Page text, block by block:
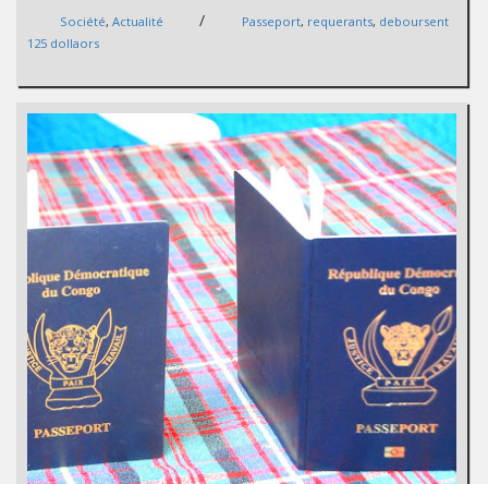
Société, Actualité / Passeport, requerants, deboursent
125 dollaors